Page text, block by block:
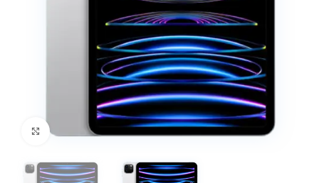
Клацніть, щоб збільшити